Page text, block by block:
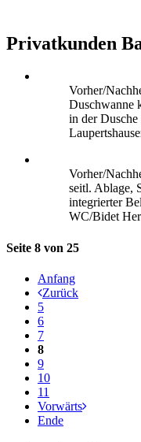
Privatkunden
Vorher/
Duschwanne
in der
Vorher/
seitl. Ablage,
integrierter
WC/Bidet
Seite 8 von 25
Anfang
Zurück
5
6
7
8
9
10
11
Vorwärts
Ende